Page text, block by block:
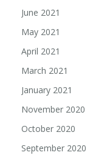
June 2021
May 2021
April 2021
March 2021
January 2021
November 2020
October 2020
September 2020